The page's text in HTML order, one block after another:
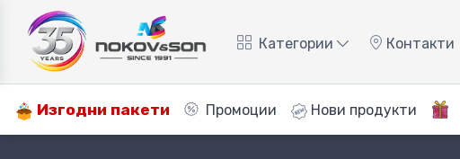
Категории Контакти
Изгодни пакети Промоции Нови продукти